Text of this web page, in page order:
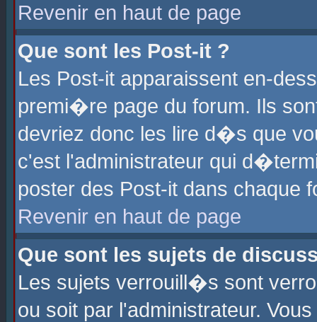
Revenir en haut de page
Que sont les Post-it ?
Les Post-it apparaissent en-
premi�re page du forum. Ils
devriez donc les lire d�s que
c'est l'administrateur qui
poster des Post-it dans chaque
Revenir en haut de page
Que sont les sujets de
Les sujets verrouill�s sont
ou soit par l'administrateur.